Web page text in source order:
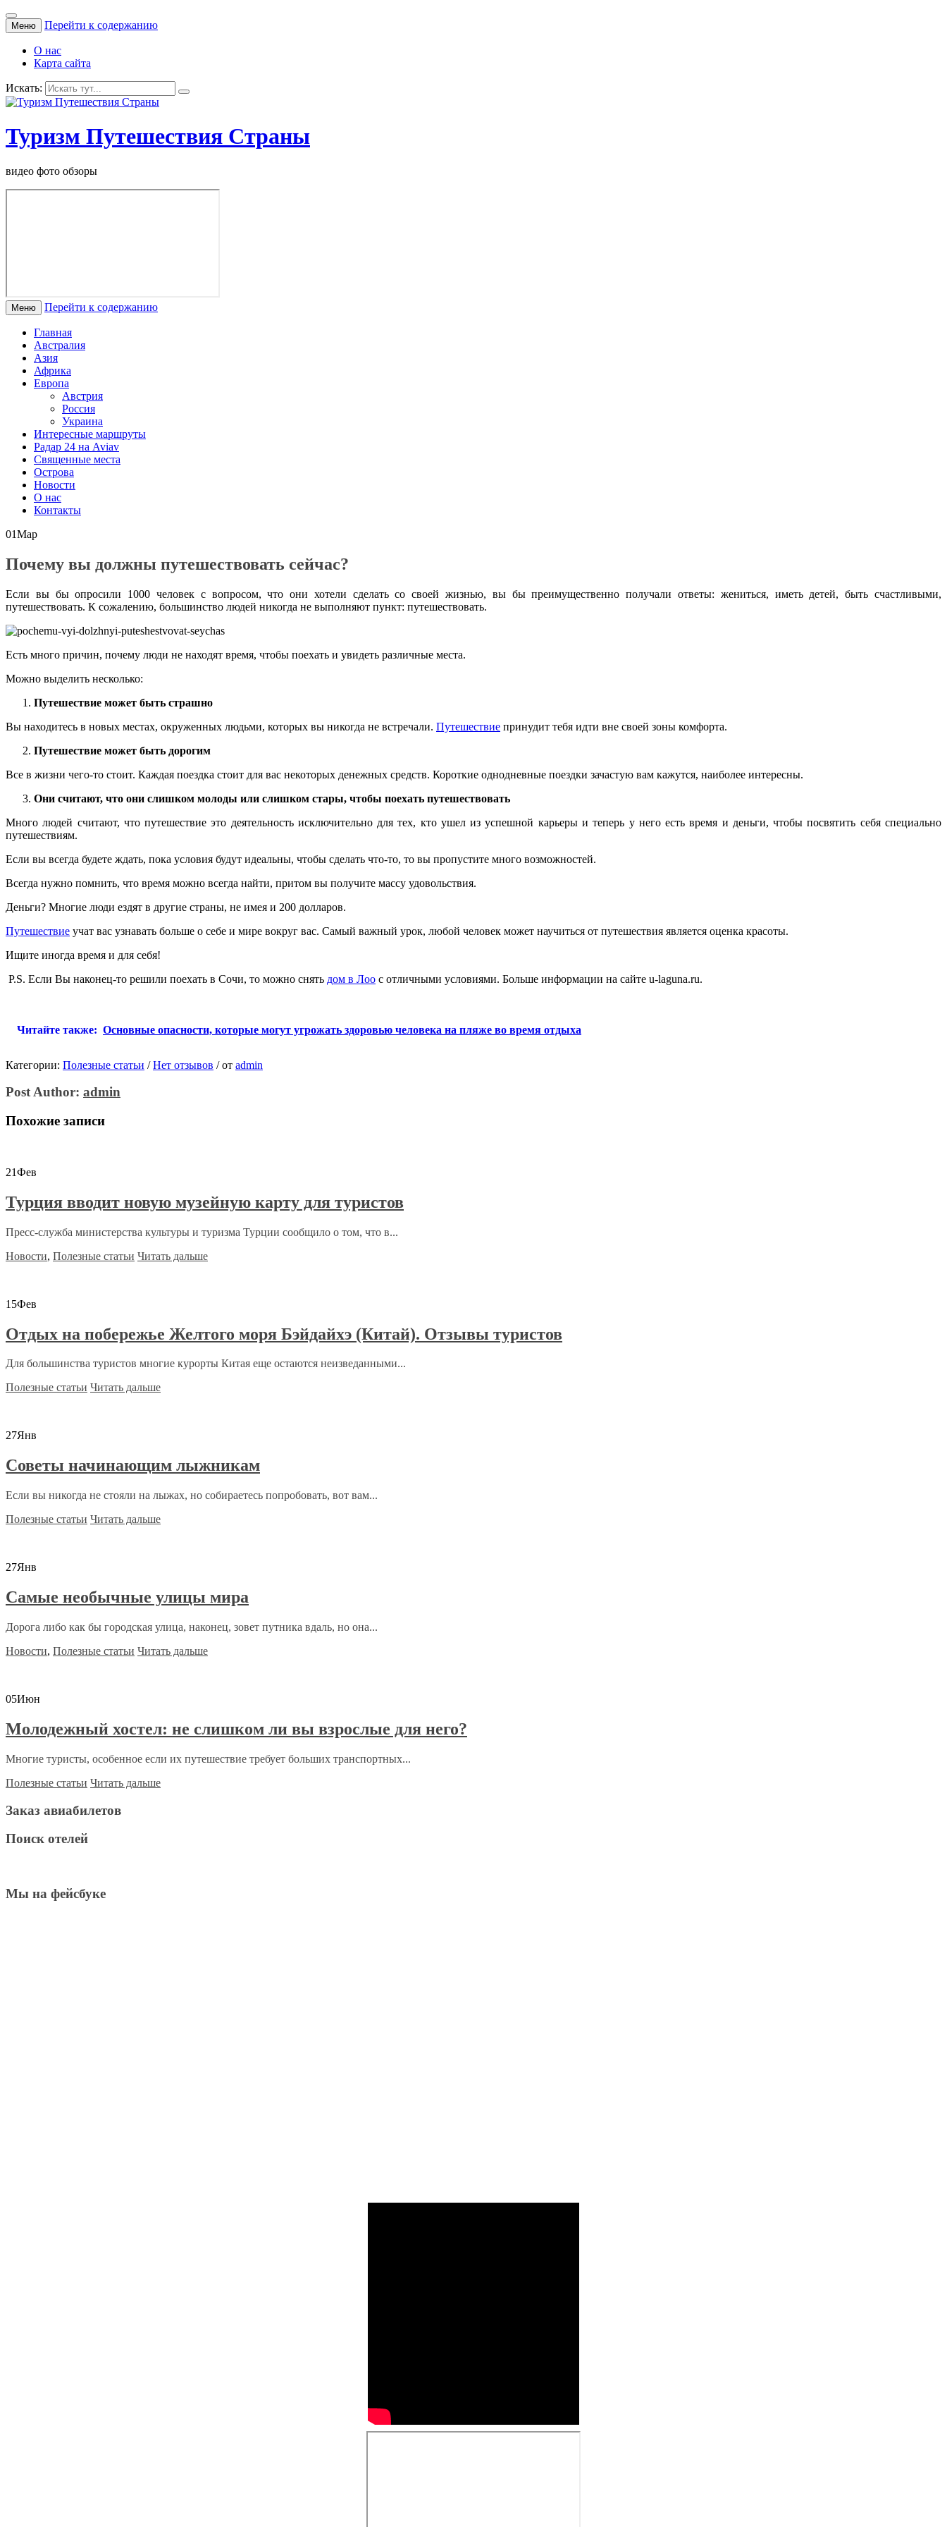
Меню Перейти к содержанию
О нас
Карта сайта
Искать:
Туризм Путешествия Страны
видео фото обзоры
Меню Перейти к содержанию
Главная
Австралия
Азия
Африка
Европа
Австрия
Россия
Украина
Интересные маршруты
Радар 24 на Aviav
Священные места
Острова
Новости
О нас
Контакты
01Мар
Почему вы должны путешествовать сейчас?
Если вы бы опросили 1000 человек с вопросом, что они хотели сделать со своей жизнью, вы бы преимущественно получали ответы: жениться, иметь детей, быть счастливыми,
путешествовать. К сожалению, большинство людей никогда не выполняют пункт: путешествовать.
Есть много причин, почему люди не находят время, чтобы поехать и увидеть различные места.
Можно выделить несколько:
Путешествие может быть страшно
Вы находитесь в новых местах, окруженных людьми, которых вы никогда не встречали. Путешествие принудит тебя идти вне своей зоны комфорта.
Путешествие может быть дорогим
Все в жизни чего-то стоит. Каждая поездка стоит для вас некоторых денежных средств. Короткие однодневные поездки зачастую вам кажутся, наиболее интересны.
Они считают, что они слишком молоды или слишком стары, чтобы поехать путешествовать
Много людей считают, что путешествие это деятельность исключительно для тех, кто ушел из успешной карьеры и теперь у него есть время и деньги, чтобы посвятить себя специально
путешествиям.
Если вы всегда будете ждать, пока условия будут идеальны, чтобы сделать что-то, то вы пропустите много возможностей.
Всегда нужно помнить, что время можно всегда найти, притом вы получите массу удовольствия.
Деньги? Многие люди ездят в другие страны, не имея и 200 долларов.
Путешествие учат вас узнавать больше о себе и мире вокруг вас. Самый важный урок, любой человек может научиться от путешествия является оценка красоты.
Ищите иногда время и для себя!
P.S. Если Вы наконец-то решили поехать в Сочи, то можно снять дом в Лоо с отличными условиями. Больше информации на сайте u-laguna.ru.
Читайте также: Основные опасности, которые могут угрожать здоровью человека на пляже во время отдыха
Категории: Полезные статьи / Нет отзывов /от admin
Post Author: admin
Похожие записи
21Фев
Турция вводит новую музейную карту для туристов
Пресс-служба министерства культуры и туризма Турции сообщило о том, что в...
Новости, Полезные статьи Читать дальше
15Фев
Отдых на побережье Желтого моря Бэйдайхэ (Китай). Отзывы туристов
Для большинства туристов многие курорты Китая еще остаются неизведанными...
Полезные статьи Читать дальше
27Янв
Советы начинающим лыжникам
Если вы никогда не стояли на лыжах, но собираетесь попробовать, вот вам...
Полезные статьи Читать дальше
27Янв
Самые необычные улицы мира
Дорога либо как бы городская улица, наконец, зовет путника вдаль, но она...
Новости, Полезные статьи Читать дальше
05Июн
Молодежный хостел: не слишком ли вы взрослые для него?
Многие туристы, особенное если их путешествие требует больших транспортных...
Полезные статьи Читать дальше
Заказ авиабилетов
Поиск отелей
Мы на фейсбуке